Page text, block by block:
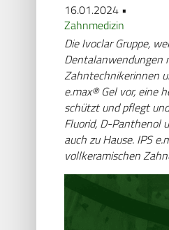
16.01.2024 •
Zahnmedizin
Die Ivoclar Gruppe,
Dentalanwendungen
Zahntechnikerinnen
e.max® Gel vor, eine
schützt und pflegt
Fluorid, D-Panthenol
auch zu Hause. IPS
vollkeramischen